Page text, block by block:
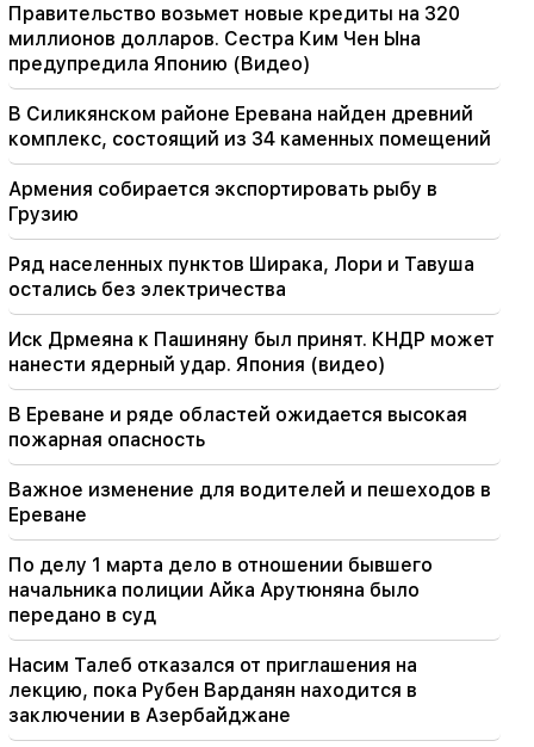
22:30
Католикос не должен предстать перед
армянским судом и всё, остальное не
подлежит обсуждению. адвокат (видео)
Стали известны подробности о жертвах
стрельбы в тайской школе
Куда делся требовательный тип армянина?
Карине Налчаджян о формировании
армянской психики, национального лица
(видео)
Правительство возьмет новые кредиты на 320
миллионов долларов. Сестра Ким Чен Ына
предупредила Японию (Видео)
В Силикянском районе Еревана найден древний
комплекс, состоящий из 34 каменных помещений
Армения собирается экспортировать рыбу в
Грузию
Ряд населенных пунктов Ширака, Лори и Тавуша
остались без электричества
Иск Дрмеяна к Пашиняну был принят. КНДР может
нанести ядерный удар. Япония (видео)
В Ереване и ряде областей ожидается высокая
пожарная опасность
Важное изменение для водителей и пешеходов в
Ереване
По делу 1 марта дело в отношении бывшего
начальника полиции Айка Арутюняна было
передано в суд
Насим Талеб отказался от приглашения на
лекцию, пока Рубен Варданян находится в
заключении в Азербайджане